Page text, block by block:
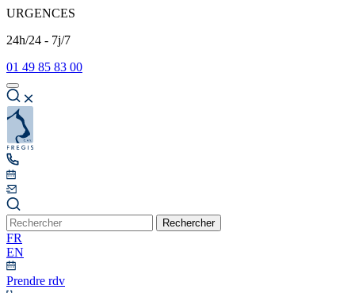
URGENCES
24h/24 - 7j/7
01 49 85 83 00
Rechercher
FR
EN
Prendre rdv